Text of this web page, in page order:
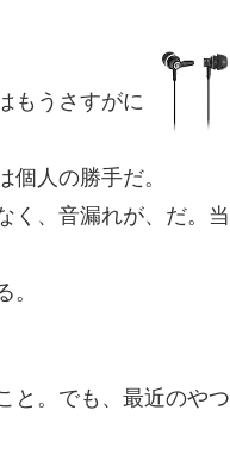
もうさすがに
人の勝手だ。
く、音漏れが、だ。当
と。でも、最近のやつ